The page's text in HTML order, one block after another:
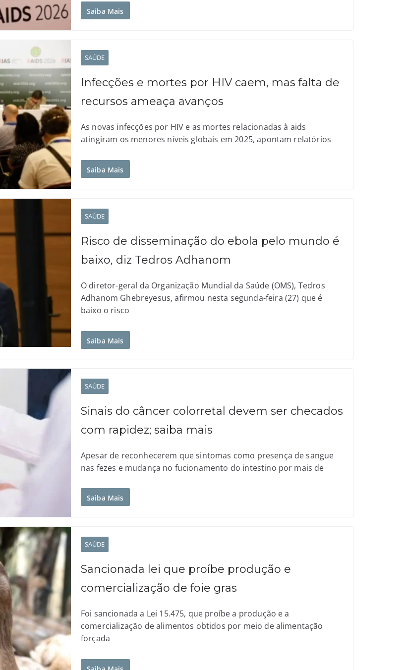
Saiba Mais
SAÚDE
Infecções e mortes por HIV caem, mas falta de
recursos ameaça avanços
As novas infecções por HIV e as mortes relacionadas à aids
atingiram os menores níveis globais em 2025, apontam relatórios
Saiba Mais
SAÚDE
Risco de disseminação do ebola pelo mundo é
baixo, diz Tedros Adhanom
O diretor-geral da Organização Mundial da Saúde (OMS), Tedros
Adhanom Ghebreyesus, afirmou nesta segunda-feira (27) que é
baixo o risco
Saiba Mais
SAÚDE
Sinais do câncer colorretal devem ser checados
com rapidez; saiba mais
Apesar de reconhecerem que sintomas como presença de sangue
nas fezes e mudança no fucionamento do intestino por mais de
Saiba Mais
SAÚDE
Sancionada lei que proíbe produção e
comercialização de foie gras
Foi sancionada a Lei 15.475, que proíbe a produção e a
comercialização de alimentos obtidos por meio de alimentação
forçada